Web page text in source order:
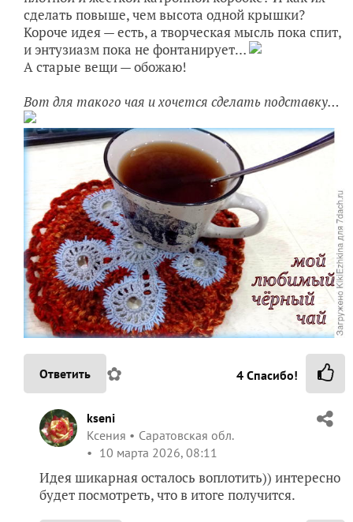
сделать повыше, чем высота одной крышки?
Короче идея — есть, а творческая мысль пока спит,
и энтузиазм пока не фонтанирует…
А старые вещи — обожаю!
Вот для такого чая и хочется сделать подставку…
Ответить ✿ 4 Спасибо!
kseni
Ксения
Саратовская обл.
10 марта 2026, 08:11
Идея шикарная осталось воплотить)) интересно
будет посмотреть, что в итоге получится.